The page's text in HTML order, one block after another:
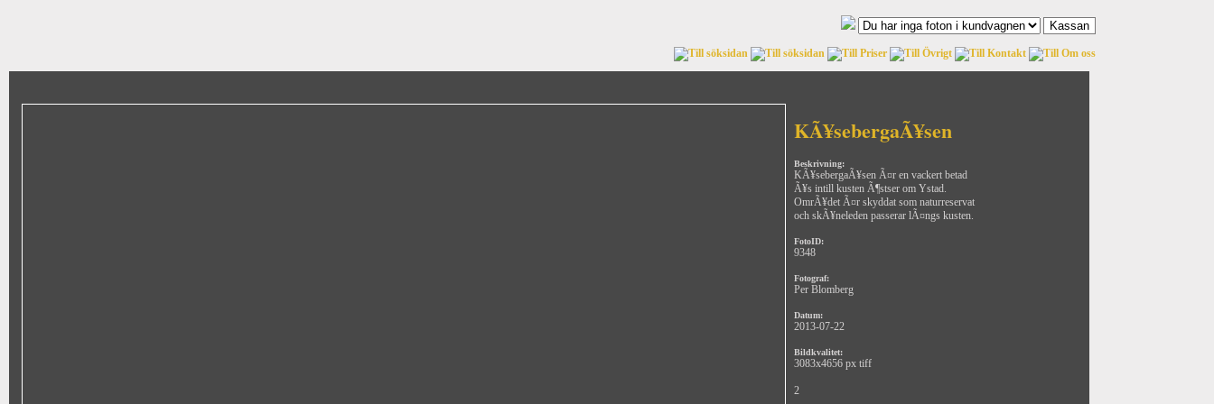
KÃ¥sebergaÃ¥sen
Beskrivning:
KÃ¥sebergaÃ¥sen Ã¤r en vackert betad
Ã¥s intill kusten Ã¶stser om Ystad.
OmrÃ¥det Ã¤r skyddat som naturreservat
och skÃ¥neleden passerar lÃ¤ngs kusten.
FotoID:
9348
Fotograf:
Per Blomberg
Datum:
2013-07-22
Bildkvalitet:
3083x4656 px tiff
2